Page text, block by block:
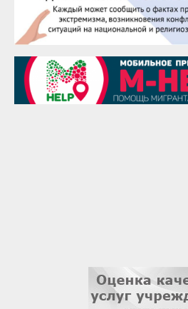
Чингиз Мустафаев
29 августа
Надежда Рослова
1 сентября
Гали Хасанов